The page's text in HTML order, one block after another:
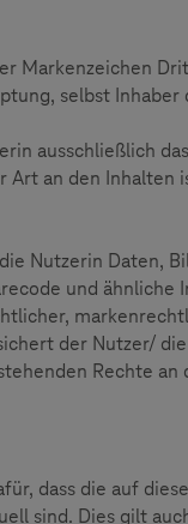
Markenzeichen
selbst Inhaber
ausschließlich
an den Inhalten
Nutzerin Daten,
und ähnliche
der Nutzer/
Rechte
dass die auf
sind. Dies gilt